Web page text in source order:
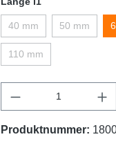
40 mm 50 mm
110 mm
Produktnummer: